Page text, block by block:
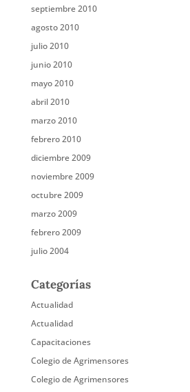
septiembre 2010
agosto 2010
julio 2010
junio 2010
mayo 2010
abril 2010
marzo 2010
febrero 2010
diciembre 2009
noviembre 2009
octubre 2009
marzo 2009
febrero 2009
julio 2004
Categorías
Actualidad
Actualidad
Capacitaciones
Colegio de Agrimensores
Colegio de Agrimensores